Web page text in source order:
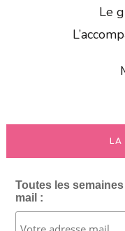
Le
LA
Toutes les
mail :